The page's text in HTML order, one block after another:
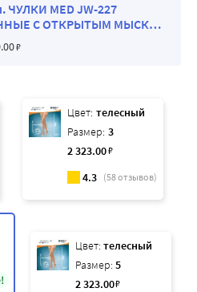
ЧУЛКИ MED JW-227
С ОТКРЫТЫМ МЫСКОМ
КЛАСС/РАЗМЕР 4/NATURAL
.00₽
Цвет: телесный
Размер: 3
2 323.00₽
4.3 (58отзывов)
Цвет: телесный
Размер: 5
2 323.00₽